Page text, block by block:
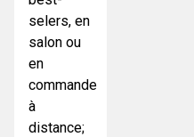
selers, en
salon ou
en
commande
à
distance;